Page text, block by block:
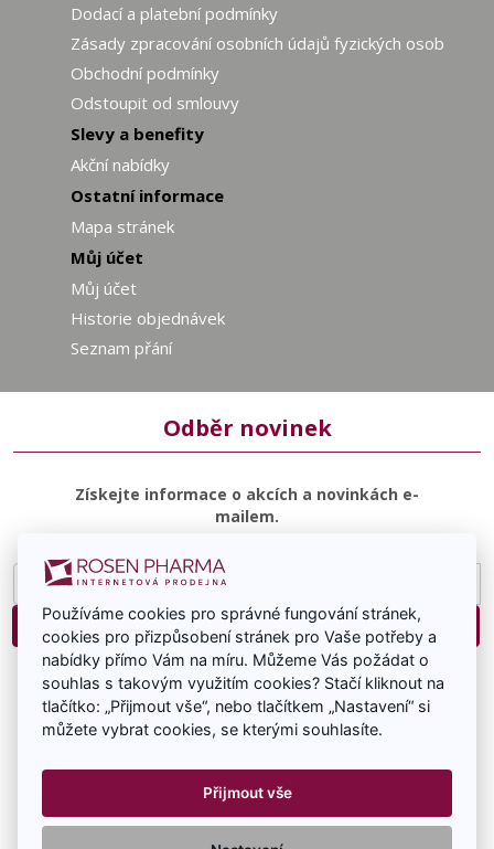
Dodací a platební podmínky
Zásady zpracování osobních údajů fyzických osob
Obchodní podmínky
Odstoupit od smlouvy
Slevy a benefity
Akční nabídky
Ostatní informace
Mapa stránek
Můj účet
Můj účet
Historie objednávek
Seznam přání
Odběr novinek
Získejte informace o akcích a novinkách e-
mailem.
adresa
Přihlásit
Souhlasím se zasíláním e-mailové komunikace.
Používáme cookies pro správné fungování stránek,
cookies pro přizpůsobení stránek pro Vaše potřeby a
nabídky přímo Vám na míru. Můžeme Vás požádat o
souhlas s takovým využitím cookies? Stačí kliknout na
tlačítko: „Přijmout vše“, nebo tlačítkem „Nastavení“ si
můžete vybrat cookies, se kterými souhlasíte.
Přijmout vše